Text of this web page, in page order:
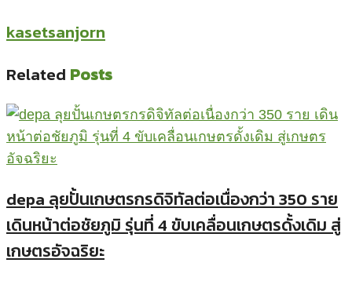
kasetsanjorn
Related Posts
depa ลุยปั้นเกษตรกรดิจิทัลต่อเนื่องกว่า 350 ราย
เดินหน้าต่อชัยภูมิ รุ่นที่ 4 ขับเคลื่อนเกษตรดั้งเดิม สู่
เกษตรอัจฉริยะ